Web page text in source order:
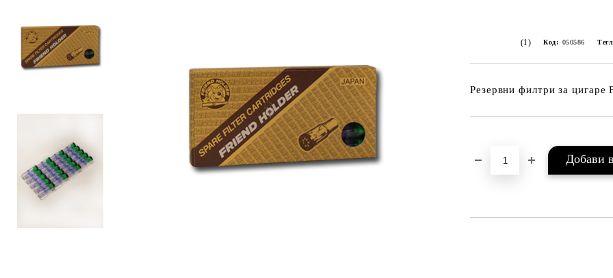
(1) Код: 050586
Резервни филтри за цигаре